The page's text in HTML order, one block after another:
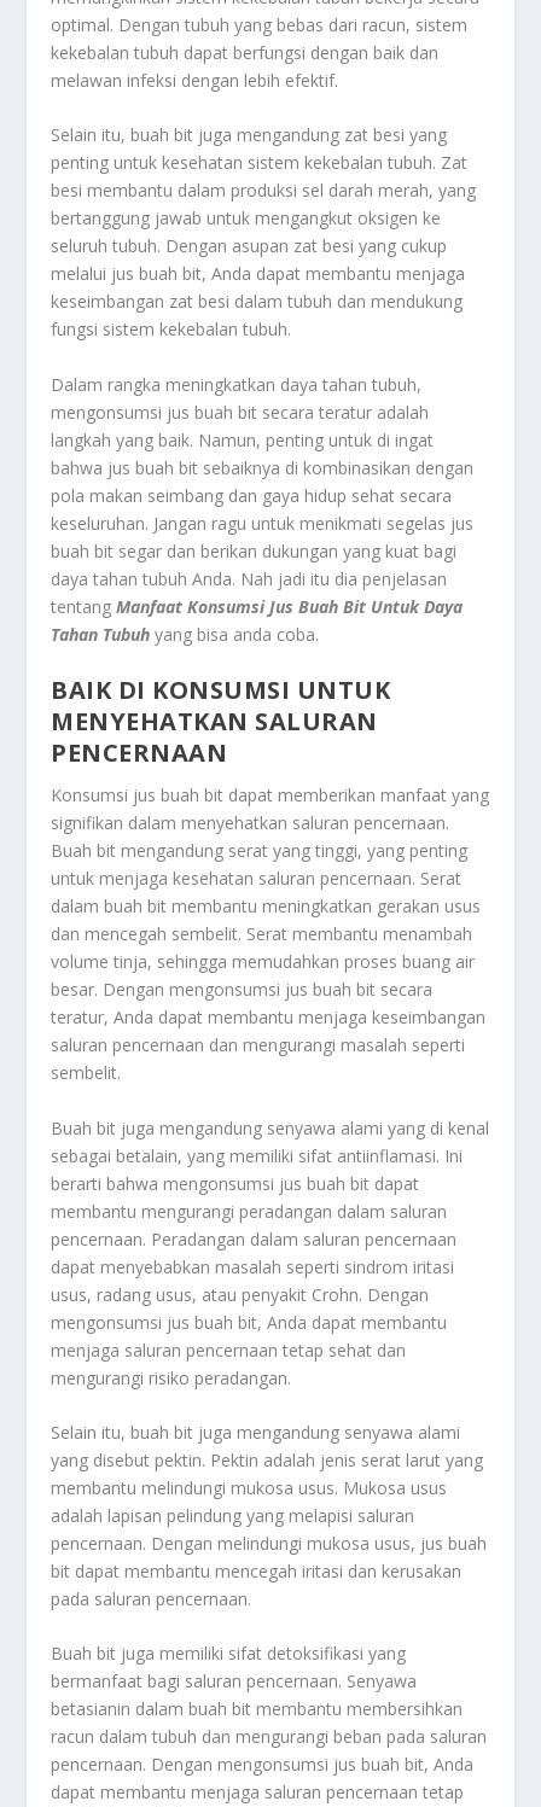
optimal. Dengan tubuh yang bebas dari racun, sistem
kekebalan tubuh dapat berfungsi dengan baik dan
melawan infeksi dengan lebih efektif.
Selain itu, buah bit juga mengandung zat besi yang
penting untuk kesehatan sistem kekebalan tubuh. Zat
besi membantu dalam produksi sel darah merah, yang
bertanggung jawab untuk mengangkut oksigen ke
seluruh tubuh. Dengan asupan zat besi yang cukup
melalui jus buah bit, Anda dapat membantu menjaga
keseimbangan zat besi dalam tubuh dan mendukung
fungsi sistem kekebalan tubuh.
Dalam rangka meningkatkan daya tahan tubuh,
mengonsumsi jus buah bit secara teratur adalah
langkah yang baik. Namun, penting untuk di ingat
bahwa jus buah bit sebaiknya di kombinasikan dengan
pola makan seimbang dan gaya hidup sehat secara
keseluruhan. Jangan ragu untuk menikmati segelas jus
buah bit segar dan berikan dukungan yang kuat bagi
daya tahan tubuh Anda. Nah jadi itu dia penjelasan
tentangManfaat Konsumsi Jus Buah Bit Untuk Daya
Tahan Tubuh yang bisa anda coba.
BAIK DI KONSUMSI UNTUK
MENYEHATKAN SALURAN
PENCERNAAN
Konsumsi jus buah bit dapat memberikan manfaat yang
signifikan dalam menyehatkan saluran pencernaan.
Buah bit mengandung serat yang tinggi, yang penting
untuk menjaga kesehatan saluran pencernaan. Serat
dalam buah bit membantu meningkatkan gerakan usus
dan mencegah sembelit. Serat membantu menambah
volume tinja, sehingga memudahkan proses buang air
besar. Dengan mengonsumsi jus buah bit secara
teratur, Anda dapat membantu menjaga keseimbangan
saluran pencernaan dan mengurangi masalah seperti
sembelit.
Buah bit juga mengandung senyawa alami yang di kenal
sebagai betalain, yang memiliki sifat antiinflamasi. Ini
berarti bahwa mengonsumsi jus buah bit dapat
membantu mengurangi peradangan dalam saluran
pencernaan. Peradangan dalam saluran pencernaan
dapat menyebabkan masalah seperti sindrom iritasi
usus, radang usus, atau penyakit Crohn. Dengan
mengonsumsi jus buah bit, Anda dapat membantu
menjaga saluran pencernaan tetap sehat dan
mengurangi risiko peradangan.
Selain itu, buah bit juga mengandung senyawa alami
yang disebut pektin. Pektin adalah jenis serat larut yang
membantu melindungi mukosa usus. Mukosa usus
adalah lapisan pelindung yang melapisi saluran
pencernaan. Dengan melindungi mukosa usus, jus buah
bit dapat membantu mencegah iritasi dan kerusakan
pada saluran pencernaan.
Buah bit juga memiliki sifat detoksifikasi yang
bermanfaat bagi saluran pencernaan. Senyawa
betasianin dalam buah bit membantu membersihkan
racun dalam tubuh dan mengurangi beban pada saluran
pencernaan. Dengan mengonsumsi jus buah bit, Anda
dapat membantu menjaga saluran pencernaan tetap